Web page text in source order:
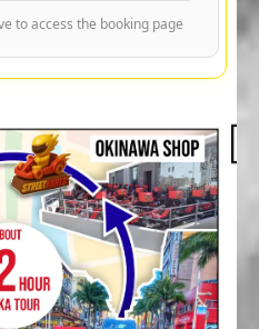
to access the booking page